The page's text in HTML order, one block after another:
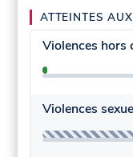
ATTEINTES
Violences hors
Violences